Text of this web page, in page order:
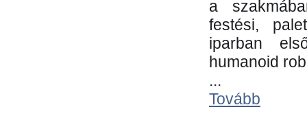
a
festési,
iparban
humanoid
...
Tovább